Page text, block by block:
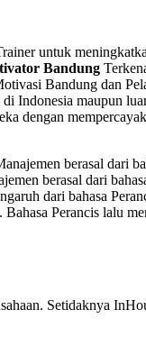
untuk
Bandung
Bandung dan
Indonesia maupun
dengan
berasal dari
berasal dari
dari bahasa
Perancis lalu
Setidaknya